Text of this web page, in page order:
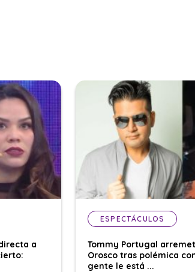
a
ESPECTÁCULOS
Tommy Portugal
Orosco tras polémica
gente le está ...